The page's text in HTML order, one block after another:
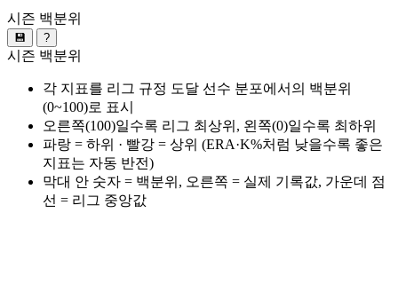
시즌 백분위
💾 ?
시즌 백분위
각 지표를 리그 규정 도달 선수 분포에서의 백분위
(0~100)로 표시
오른쪽(100)일수록 리그 최상위, 왼쪽(0)일수록 최하위
파랑 = 하위 · 빨강 = 상위 (ERA·K%처럼 낮을수록 좋은
지표는 자동 반전)
막대 안 숫자 = 백분위, 오른쪽 = 실제 기록값, 가운데 점
선 = 리그 중앙값